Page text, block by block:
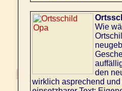
Wie
den
wirklich asprechend und